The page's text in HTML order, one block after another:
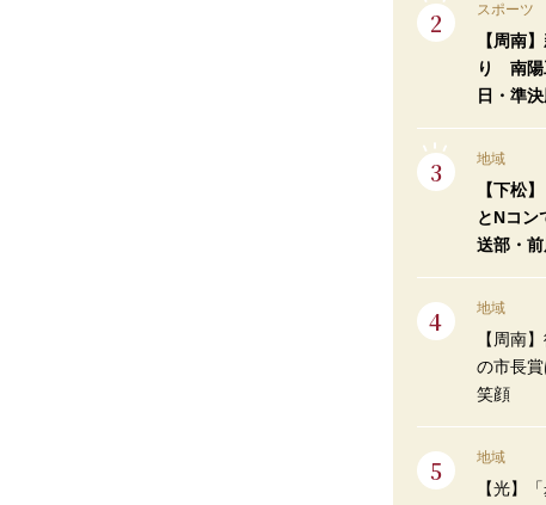
スポーツ
【周南
り 南陽
日・準
地域
【下松
とNコ
送部・
地域
【周南
の市長
笑顔
地域
【光】